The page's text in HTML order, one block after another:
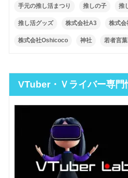
手元の推し活まつり 推しの子 推
推し活グッズ 株式会社A3 株式
株式会社Oshicoco 神社 若者言葉
VTuber・Ｖライバー専門